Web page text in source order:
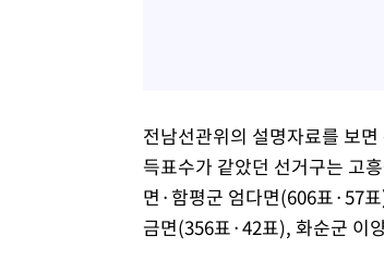
전남선관위의 설명자료를 보
득표수가 같았던 선거구는 고
면·함평군 엄다면(606표·57
금면(356표·42표), 화순군 이